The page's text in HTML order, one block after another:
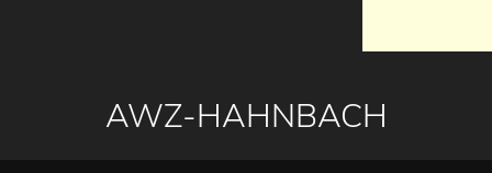
AWZ-HAHNBACH